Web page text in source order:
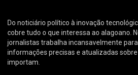
Do noticiário político à inovação
cobre tudo o que interessa ao alagoano.
jornalistas trabalha incansavelmente
informações precisas e atualizadas
importam.